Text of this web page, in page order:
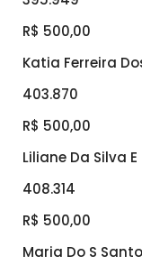
R$ 500,00
Katia Ferreira
403.870
R$ 500,00
Liliane Da Silva E
408.314
R$ 500,00
Maria Do S